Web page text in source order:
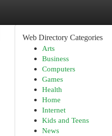
Web Directory Categories
Arts
Business
Computers
Games
Health
Home
Internet
Kids and Teens
News